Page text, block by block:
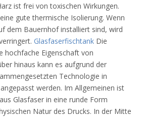
ist frei von toxischen Wirkungen.
gute thermische Isolierung. Wenn
dem Bauernhof installiert sind, wird
Glasfaserfischtank Die
hochfache Eigenschaft von
hinaus kann es aufgrund der
Technologie in
werden. Im Allgemeinen ist
Glasfaser in eine runde Form
Natur des Drucks. In der Mitte